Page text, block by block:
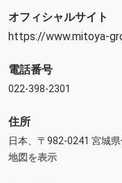
オフィシャルサイト
https://www.mitoya-
電話番号
022-398-2301
住所
日本、〒982-0241 宮城
地図を表示